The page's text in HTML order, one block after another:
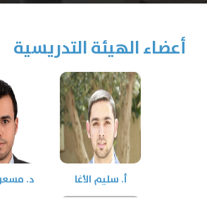
أعضاء الهيئة التدريسية
أ. سليم الأغا د.